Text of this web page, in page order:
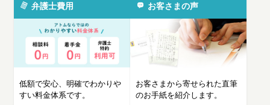
弁護士費用
低額で安心、明確でわかりや
すい料金体系です。
お客さまの声
お客さまから寄せられた直筆
のお手紙を紹介します。